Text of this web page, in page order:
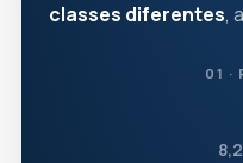
classes diferentes,
01 ·